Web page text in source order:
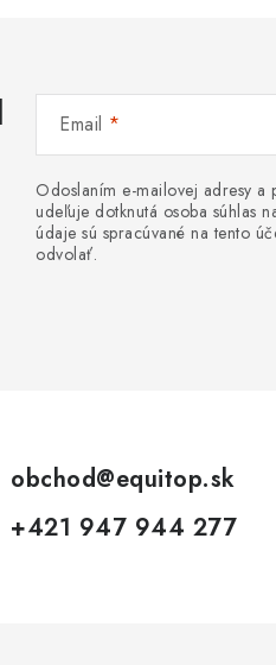
Email
Odoslaním e-mailovej adresy a
udeľuje dotknutá osoba súhlas
údaje sú spracúvané na tento
odvolať.
obchod@equitop.sk
+421 947 944 277